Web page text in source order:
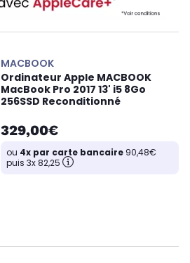
MACBOOK
Ordinateur Apple MACBOOK
MacBook Pro 2017 13' i5 8Go
256SSD Reconditionné
329,00€
ou 4x par carte bancaire 90,48€
puis 3x 82,25